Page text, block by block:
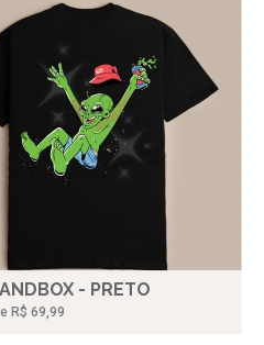
- PRETO
R$ 69,99